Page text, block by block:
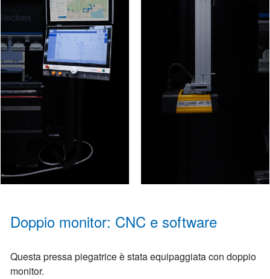
Doppio monitor: CNC e software
Questa pressa piegatrice è stata equipaggiata con doppio
monitor.